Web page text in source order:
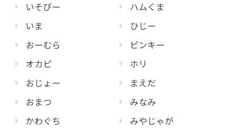
いそぴー
いま
おーむら
オカピ
おじょー
おまつ
かわぐち
ハムくま
ひじー
ピンキー
ホリ
まえだ
みなみ
みやじゃが